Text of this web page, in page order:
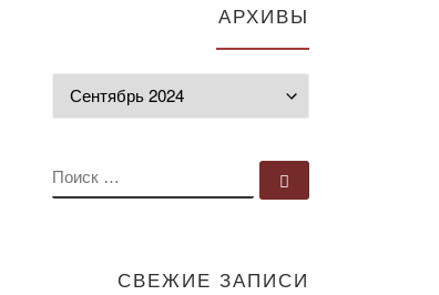
АРХИВЫ
ПОИСК
СВЕЖИЕ ЗАПИСИ